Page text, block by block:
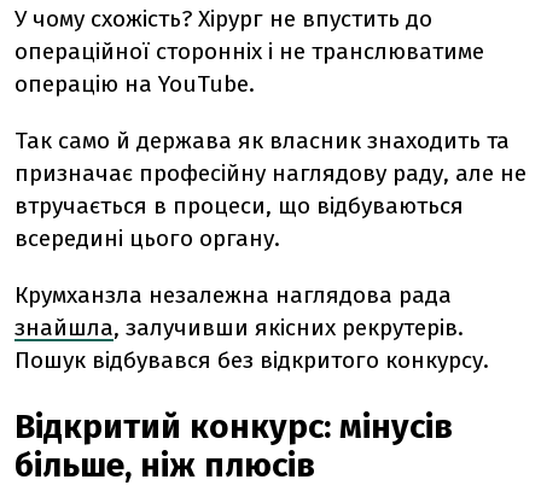
У чому схожість? Хірург не впустить до
операційної сторонніх і не транслюватиме
операцію на YouTube.
Так само й держава як власник знаходить та
призначає професійну наглядову раду, але не
втручається в процеси, що відбуваються
всередині цього органу.
Крумханзла незалежна наглядова рада
знайшла, залучивши якісних рекрутерів.
Пошук відбувався без відкритого конкурсу.
Відкритий конкурс: мінусів
більше, ніж плюсів